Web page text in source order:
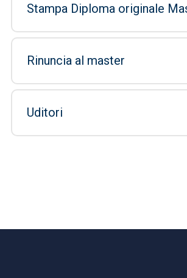
Stampa Diploma originale
Rinuncia al master
Uditori